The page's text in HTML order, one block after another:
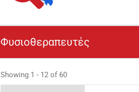
Φυσιοθεραπευτές
Showing 1 - 12 of 60